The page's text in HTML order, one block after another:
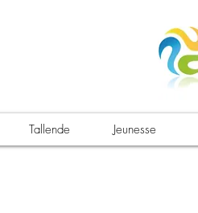
Tallende Jeunesse